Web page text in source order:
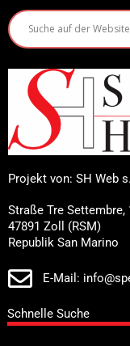
Projekt von: SH Web
Straße Tre Settembre,
47891 Zoll (RSM)
Republik San Marino
E-Mail:
Schnelle Suche